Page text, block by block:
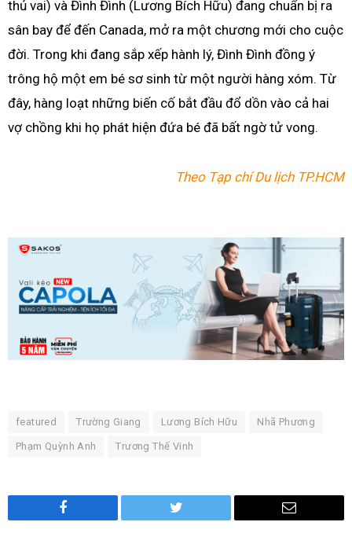
thủ vai) và Đình Đình (Lương Bích Hữu) đang chuẩn bị ra
sân bay để đến Canada, mở ra một chương mới cho cuộc
đời. Trong khi đang sắp xếp hành lý, Đình Đình đồng ý
trông hộ một em bé sơ sinh từ một người hàng xóm. Từ
đây, hàng loạt những biến cố bắt đầu đổ dồn vào cả hai
vợ chồng khi họ phát hiện đứa bé đã bất ngờ tử vong.
Theo Tạp chí Du lịch TP.HCM
featured Trường Giang Lương Bích Hữu Nhã Phương
Phạm Quỳnh Anh Trương Thế Vinh
Facebook Twitter Email